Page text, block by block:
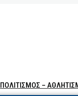
ΠΟΛΙΤΙΣΜΟΣ –